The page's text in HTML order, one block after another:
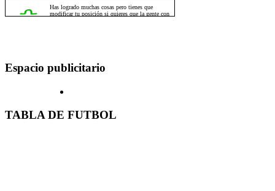
Espacio publicitario
TABLA DE FUTBOL